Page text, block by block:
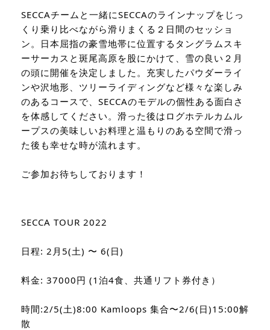
SECCAチームと一緒にSECCAのラインナップをじっ
くり乗り比べながら滑りまくる２日間のセッショ
ン。日本屈指の豪雪地帯に位置するタングラムスキ
ーサーカスと斑尾高原を股にかけて、雪の良い２月
の頭に開催を決定しました。充実したパウダーライ
ンや沢地形、ツリーライディングなど様々な楽しみ
のあるコースで、SECCAのモデルの個性ある面白さ
を体感してください。滑った後はログホテルカムル
ープスの美味しいお料理と温もりのある空間で滑っ
た後も幸せな時が流れます。
ご参加お待ちしております！
SECCA TOUR 2022
日程: 2月5(土) 〜 6(日)
料金: 37000円 (1泊4食、共通リフト券付き）
時間:2/5(土)8:00 Kamloops 集合〜2/6(日)15:00解
散